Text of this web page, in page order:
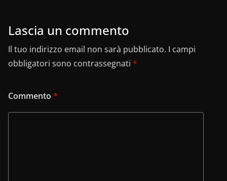
k
Lascia un commento
Il tuo indirizzo email non sarà pubblicato. I campi
obbligatori sono contrassegnati *
Commento *